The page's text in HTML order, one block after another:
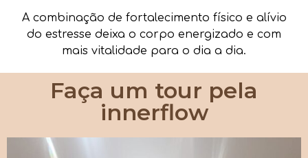
A combinação de fortalecimento físico e alívio
do estresse deixa o corpo energizado e com
mais vitalidade para o dia a dia.
Faça um tour pela
innerflow